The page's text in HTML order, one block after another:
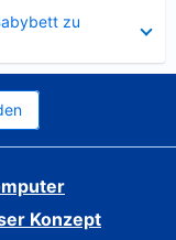
zu
Konzept